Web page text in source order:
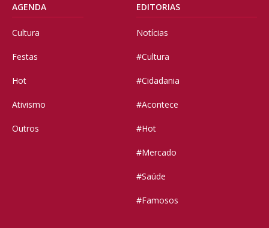
AGENDA
Cultura
Festas
Hot
Ativismo
Outros
EDITORIAS
Notícias
#Cultura
#Cidadania
#Acontece
#Hot
#Mercado
#Saúde
#Famosos